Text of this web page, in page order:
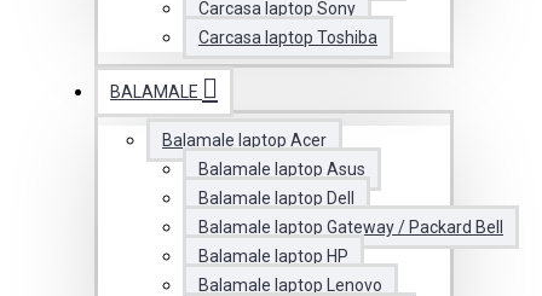
Carcasa laptop Sony
Carcasa laptop Toshiba
BALAMALE
Balamale laptop Acer
Balamale laptop Asus
Balamale laptop Dell
Balamale laptop Gateway / Packard Bell
Balamale laptop HP
Balamale laptop Lenovo